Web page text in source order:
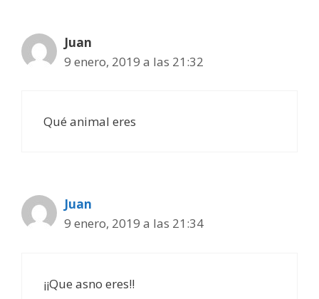
Juan
9 enero, 2019 a las 21:32
Qué animal eres
Juan
9 enero, 2019 a las 21:34
¡¡Que asno eres!!